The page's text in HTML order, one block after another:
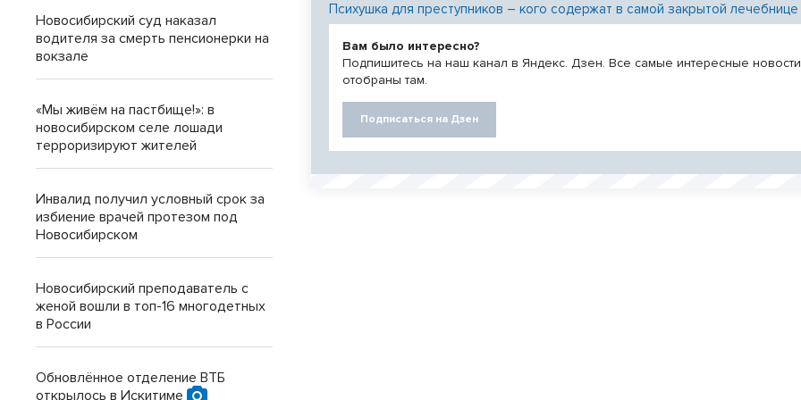
Психушка для преступников – кого содержат в самой закрытой
Вам было интересно?
Подпишитесь на наш канал в Яндекс. Дзен. Все самые интересные новости
отобраны там.
Подписаться на Дзен
Новосибирский суд наказал
водителя за смерть пенсионерки на
вокзале
«Мы живём на пастбище!»: в
новосибирском селе лошади
терроризируют жителей
Инвалид получил условный срок за
избиение врачей протезом под
Новосибирском
Новосибирский преподаватель с
женой вошли в топ-16 многодетных
в России
Обновлённое отделение ВТБ
открылось в Искитиме